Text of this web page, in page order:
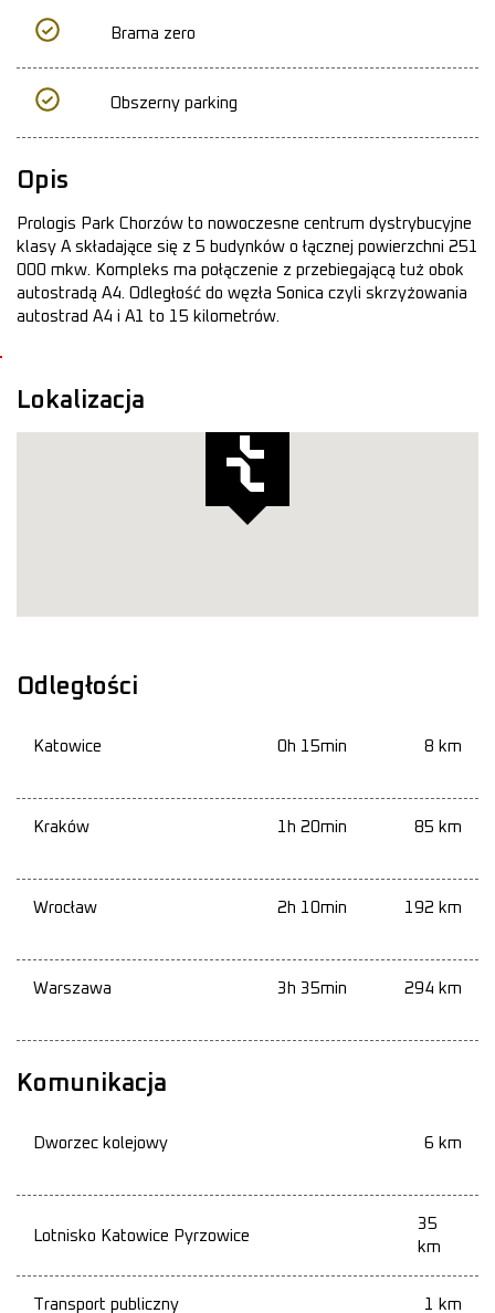
Brama zero
Obszerny parking
Opis
Prologis Park Chorzów to nowoczesne centrum dystrybucyjne
klasy A składające się z 5 budynków o łącznej powierzchni 251
000 mkw. Kompleks ma połączenie z przebiegającą tuż obok
autostradą A4. Odległość do węzła Sonica czyli skrzyżowania
autostrad A4 i A1 to 15 kilometrów.
Lokalizacja
Odległości
Katowice 0h 15min 8 km
Kraków 1h 20min 85 km
Wrocław 2h 10min 192 km
Warszawa 3h 35min 294 km
Komunikacja
Dworzec kolejowy 6 km
Lotnisko Katowice Pyrzowice
35
km
Transport publiczny 1 km